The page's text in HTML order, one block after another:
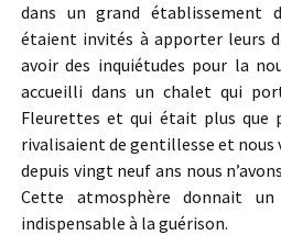
dans un grand établissement
étaient invités à apporter leurs
avoir des inquiétudes pour la
accueilli dans un chalet qui
Fleurettes et qui était plus que
rivalisaient de gentillesse et
depuis vingt neuf ans nous
Cette atmosphère donnait
indispensable à la guérison.